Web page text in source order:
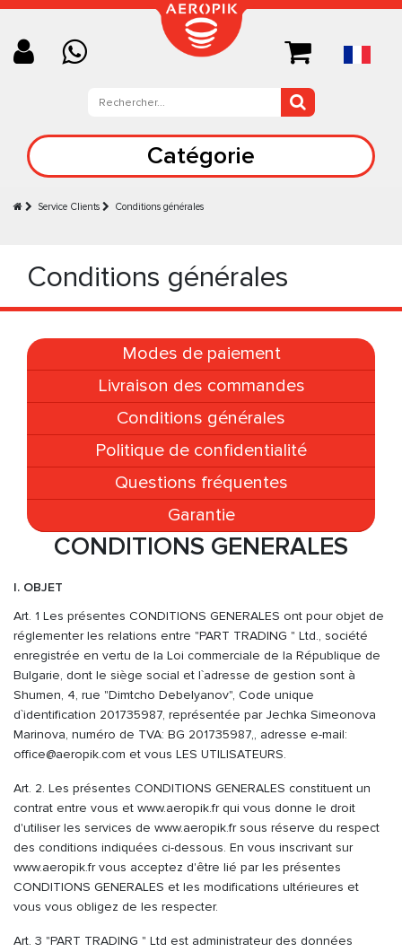
Catégorie
Service Clients Conditions générales
Conditions générales
Modes de paiement
Livraison des commandes
Conditions générales
Politique de confidentialité
Questions fréquentes
Garantie
CONDITIONS GENERALES
I. OBJET
Art. 1 Les présentes CONDITIONS GENERALES ont pour objet de
réglementer les relations entre "PART TRADING " Ltd., société
enregistrée en vertu de la Loi commerciale de la République de
Bulgarie, dont le siège social et l`adresse de gestion sont à
Shumen, 4, rue "Dimtcho Debelyanov", Code unique
d`identification 201735987, représentée par Jechka Simeonova
Marinova, numéro de TVA: BG 201735987,, adresse e-mail:
office@aeropik.com et vous LES UTILISATEURS.
Art. 2. Les présentes CONDITIONS GENERALES constituent un
contrat entre vous et www.aeropik.fr qui vous donne le droit
d'utiliser les services de www.aeropik.fr sous réserve du respect
des conditions indiquées ci-dessous. En vous inscrivant sur
www.aeropik.fr vous acceptez d'être lié par les présentes
CONDITIONS GENERALES et les modifications ultérieures et
vous vous obligez de les respecter.
Art. 3 "PART TRADING " Ltd est administrateur des données